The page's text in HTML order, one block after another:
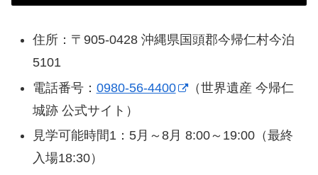
住所：〒905-0428 沖縄県国頭郡今帰仁村今泊
5101
電話番号： 0980-56-4400
（世界遺産 今帰仁
城跡 公式サイト）
見学可能時間1：5月～8月 8:00～19:00（最終
入場18:30）